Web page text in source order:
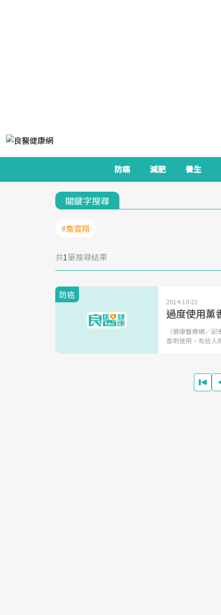
防癌 減肥 養生
關鍵字搜尋
#詹雲翔
共1筆搜尋結果
防癌
2014-10-22
過度使用
（健康醫療網／
香劑使用，有些人